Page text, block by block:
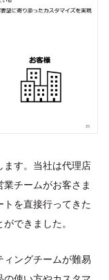
ます。当社は代理店
チームがお客さま
トを直接行ってきた
できました。
ィングチームが難易